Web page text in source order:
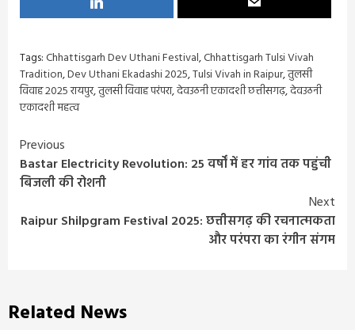
Tags:Chhattisgarh Dev Uthani Festival,Chhattisgarh Tulsi Vivah
Tradition,Dev Uthani Ekadashi 2025,Tulsi Vivah in Raipur,तुलसी
विवाह 2025 रायपुर,तुलसी विवाह परंपरा,देवउठनी एकादशी छत्तीसगढ़,देवउठनी
एकादशी महत्व
Continue
Reading
Previous
Bastar Electricity Revolution: 25 वर्षों में हर गांव तक पहुंची
बिजली की रोशनी
Next
Raipur Shilpgram Festival 2025: छत्तीसगढ़ की रचनात्मकता
और परंपरा का रंगीन संगम
Related News